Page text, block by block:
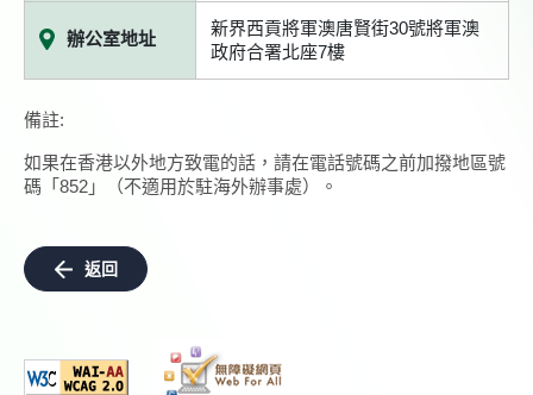
辦公室地址
新界西貢將軍澳唐賢街30號將軍澳
政府合署北座7樓
備註:
如果在香港以外地方致電的話，請在電話號碼之前加撥地區號
碼「852」（不適用於駐海外辦事處）。
返回